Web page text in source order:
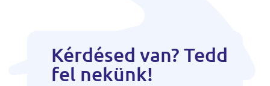
Kérdésed van? Tedd
fel nekünk!